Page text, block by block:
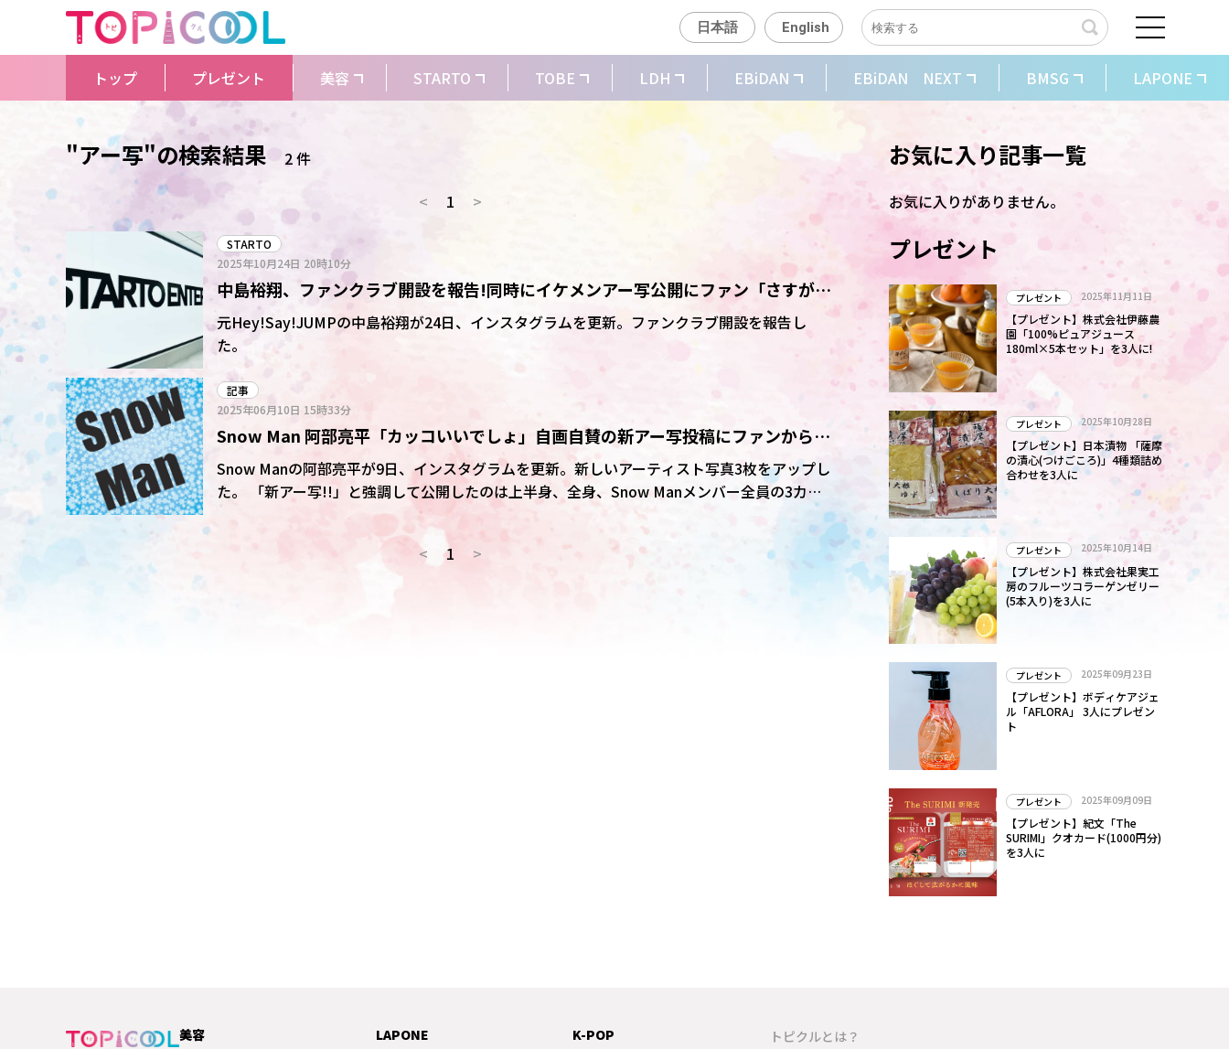
日本語 English
トップ プレゼント 美容 STARTO TOBE LDH EBiDAN EBiDAN NEXT BMSG LAPONE
"アー写"の検索結果
2 件
<
1 >
STARTO
2025年10月24日 20時10分
中島裕翔、ファンクラブ開設を報告!同時にイケメンアー写公開にファン「さすが天
才フォトグラファー」「粋だね」
元Hey!Say!JUMPの中島裕翔が24日、インスタグラムを更新。ファンクラブ開設を報告し
た。
記事
2025年06月10日 15時33分
Snow Man 阿部亮平「カッコいいでしょ」自画自賛の新アー写投稿にファンから大
絶賛殺到中!「さらに美人って…二刀流やん」
Snow Manの阿部亮平が9日、インスタグラムを更新。新しいアーティスト写真3枚をアップし
た。 「新アー写!!」と強調して公開したのは上半身、全身、Snow Manメンバー全員の3カッ
ト。「このイヤーカフは少し重め(だった気がする)」としたが、ズッシリとした重厚なイメー
ジを与えるシルバーのジャケット、鮮やかなオレンジ色のパンツが印象的。「スタイリッシュ
だけど、なんだか洋画っぽい派手な色使いが特徴です。カッコいいでしょ」とつづったよう
< 1 >
お気に入り記事一覧
お気に入りがありません。
プレゼント
プレゼント 2025年11月11日
【プレゼント】株式会社伊藤農
園「100%ピュアジュース
180ml×5本セット」を3人に!
プレゼント 2025年10月28日
【プレゼント】日本漬物 「薩摩
の漬心(つけごころ)」4種類詰め
合わせを3人に
プレゼント 2025年10月14日
【プレゼント】株式会社果実工
房のフルーツコラーゲンゼリー
(5本入り)を3人に
プレゼント 2025年09月23日
【プレゼント】ボディケアジェ
ル「AFLORA」 3人にプレゼン
ト
プレゼント 2025年09月09日
【プレゼント】紀文「The
SURIMI」クオカード(1000円分)
を3人に
美容
LAPONE
K-POP
トピクルとは？